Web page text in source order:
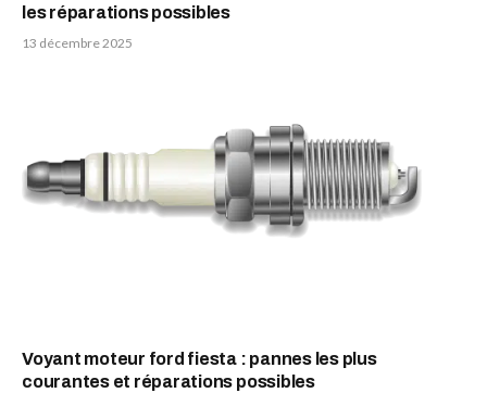
les réparations possibles
13 décembre 2025
Voyant moteur ford fiesta : pannes les plus
courantes et réparations possibles